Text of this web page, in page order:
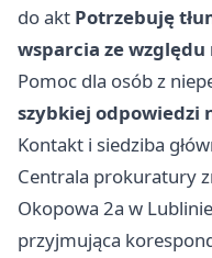
do akt Potrzebuję
wsparcia ze względu
Pomoc dla osób z
szybkiej odpowiedzi
Kontakt i siedziba
Centrala prokuratury
Okopowa 2a w
przyjmująca